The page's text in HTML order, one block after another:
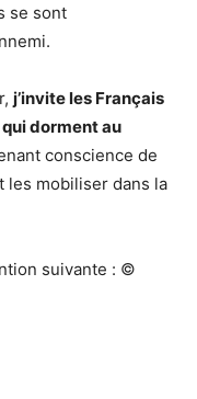
se sont
j’invite les Français
dorment au
conscience de
les mobiliser dans la
suivante : ©